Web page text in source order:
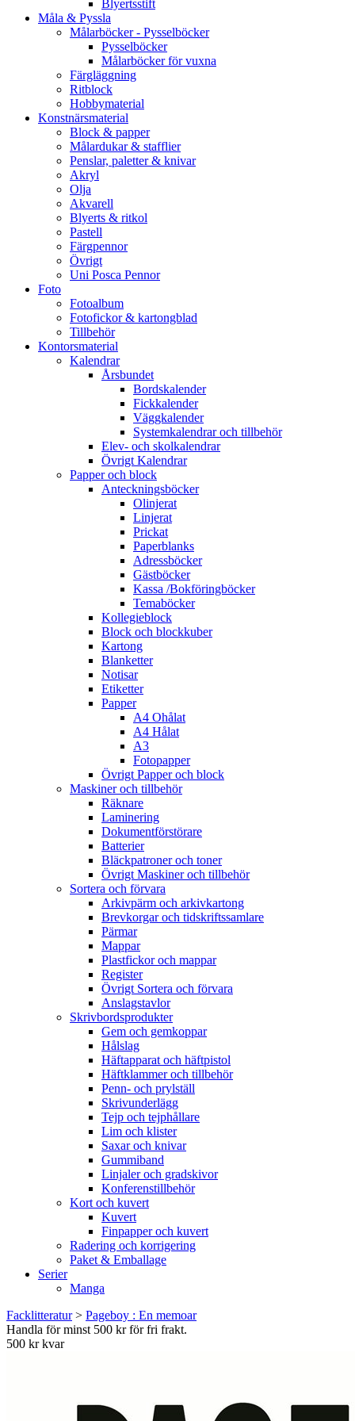
Blyertsstift
Måla & Pyssla
Målarböcker - Pysselböcker
Pysselböcker
Målarböcker för vuxna
Färgläggning
Ritblock
Hobbymaterial
Konstnärsmaterial
Block & papper
Målardukar & stafflier
Penslar, paletter & knivar
Akryl
Olja
Akvarell
Blyerts & ritkol
Pastell
Färgpennor
Övrigt
Uni Posca Pennor
Foto
Fotoalbum
Fotofickor & kartongblad
Tillbehör
Kontorsmaterial
Kalendrar
Årsbundet
Bordskalender
Fickkalender
Väggkalender
Systemkalendrar och tillbehör
Elev- och skolkalendrar
Övrigt Kalendrar
Papper och block
Anteckningsböcker
Olinjerat
Linjerat
Prickat
Paperblanks
Adressböcker
Gästböcker
Kassa /Bokföringböcker
Temaböcker
Kollegieblock
Block och blockkuber
Kartong
Blanketter
Notisar
Etiketter
Papper
A4 Ohålat
A4 Hålat
A3
Fotopapper
Övrigt Papper och block
Maskiner och tillbehör
Räknare
Laminering
Dokumentförstörare
Batterier
Bläckpatroner och toner
Övrigt Maskiner och tillbehör
Sortera och förvara
Arkivpärm och arkivkartong
Brevkorgar och tidskriftssamlare
Pärmar
Mappar
Plastfickor och mappar
Register
Övrigt Sortera och förvara
Anslagstavlor
Skrivbordsprodukter
Gem och gemkoppar
Hålslag
Häftapparat och häftpistol
Häftklammer och tillbehör
Penn- och prylställ
Skrivunderlägg
Tejp och tejphållare
Lim och klister
Saxar och knivar
Gummiband
Linjaler och gradskivor
Konferenstillbehör
Kort och kuvert
Kuvert
Finpapper och kuvert
Radering och korrigering
Paket & Emballage
Serier
Manga
Facklitteratur> Pageboy : En memoar
Handla för minst 500 kr för fri frakt.
500 kr kvar